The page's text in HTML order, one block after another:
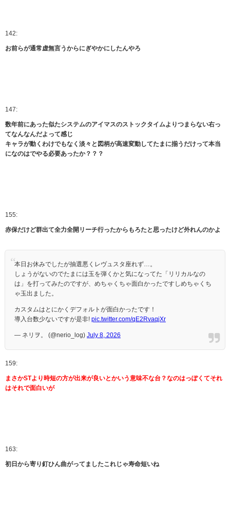
142:
お前らが通常虚無言うからにぎやかにしたんやろ
147:
数年前にあった似たシステムのアイマスのストックタイムよりつまらない右っ
てなんなんだよって感じ
キャラが動くわけでもなく淡々と図柄が高速変動してたまに揃うだけって本当
になのはでやる必要あったか？？？
155:
赤保だけど群出て全力全開リーチ行ったからもろたと思ったけど外れんのかよ
本日お休みでしたが抽選悪くレヴュスタ座れず…。
しょうがないのでたまには玉を弾くかと気になってた「リリカルなの
は」を打ってみたのですが、めちゃくちゃ面白かったですしめちゃくち
ゃ玉出ました。
カスタムはとにかくデフォルトが面白かったです！
導入台数少ないですが是非! pic.twitter.com/qE2RvaqjXr
— ネリヲ。 (@nerio_log) July 8, 2026
159:
まさかSTより時短の方が出来が良いとかいう意味不な台？なのはっぽくてそれ
はそれで面白いが
163:
初日から寄り釘ひん曲がってましたこれじゃ寿命短いね